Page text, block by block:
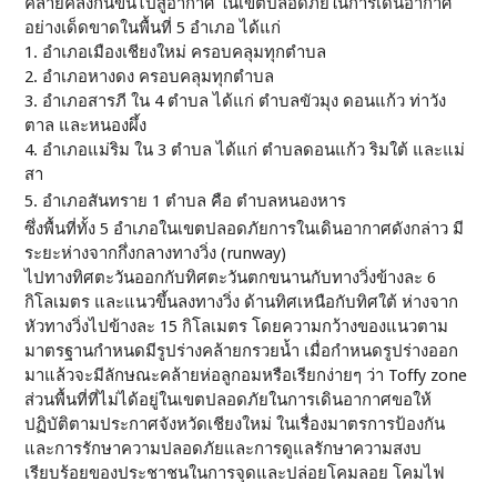
อย่างเด็ดขาดในพื้นที่ 5 อำเภอ ได้แก่
1. อำเภอเมืองเชียงใหม่ ครอบคลุมทุกตำบล
2. อำเภอหางดง ครอบคลุมทุกตำบล
3. อำเภอสารภี ใน 4 ตำบล ได้แก่ ตำบลขัวมุง ดอนแก้ว ท่าวัง
ตาล และหนองผึ้ง
4. อำเภอแม่ริม ใน 3 ตำบล ได้แก่ ตำบลดอนแก้ว ริมใต้ และแม่
สา
5. อำเภอสันทราย 1 ตำบล คือ ตำบลหนองหาร
ซึ่งพื้นที่ทั้ง 5 อำเภอในเขตปลอดภัยการในเดินอากาศดังกล่าว มี
ระยะห่างจากกึ่งกลางทางวิ่ง (runway)
ไปทางทิศตะวันออกกับทิศตะวันตกขนานกับทางวิ่งข้างละ 6
กิโลเมตร และแนวขึ้นลงทางวิ่ง ด้านทิศเหนือกับทิศใต้ ห่างจาก
หัวทางวิ่งไปข้างละ 15 กิโลเมตร โดยความกว้างของแนวตาม
มาตรฐานกำหนดมีรูปร่างคล้ายกรวยน้ำ เมื่อกำหนดรูปร่างออก
มาแล้วจะมีลักษณะคล้ายห่อลูกอมหรือเรียกง่ายๆ ว่า Toffy zone
ส่วนพื้นที่ที่ไม่ได้อยู่ในเขตปลอดภัยในการเดินอากาศขอให้
ปฏิบัติตามประกาศจังหวัดเชียงใหม่ ในเรื่องมาตรการป้องกัน
และการรักษาความปลอดภัยและการดูแลรักษาความสงบ
เรียบร้อยของประชาชนในการจุดและปล่อยโคมลอย โคมไฟ